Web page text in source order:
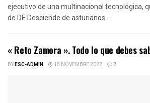
ejecutivo de una multinacional tecnológica,
de DF. Desciende de asturianos...
« Reto Zamora ». Todo lo que debes
BYESC-ADMIN 18 NOVEMBRE 2022 7